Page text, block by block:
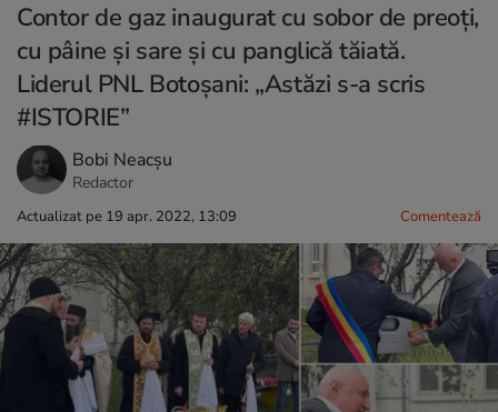
Contor de gaz inaugurat cu sobor de preoți,
cu pâine și sare și cu panglică tăiată.
Liderul PNL Botoșani: „Astăzi s-a scris
#ISTORIE”
Bobi Neacșu
Redactor
Actualizat pe 19 apr. 2022, 13:09 Comentează